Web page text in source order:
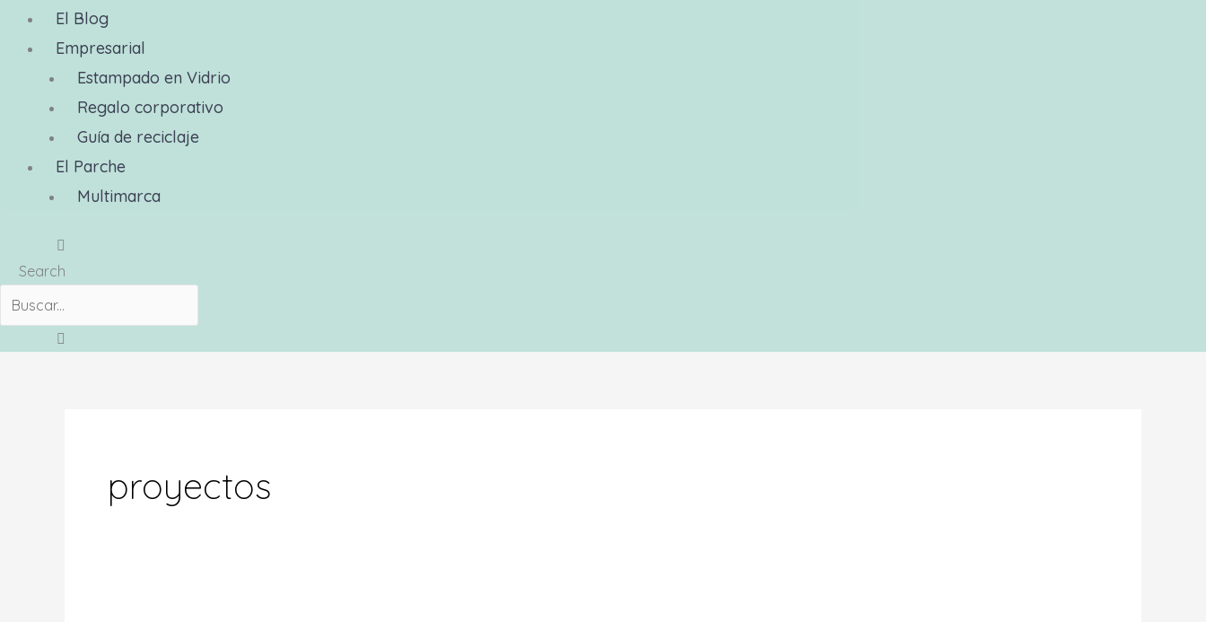
El Blog
Empresarial
Estampado en Vidrio
Regalo corporativo
Guía de reciclaje
El Parche
Multimarca
Search
proyectos